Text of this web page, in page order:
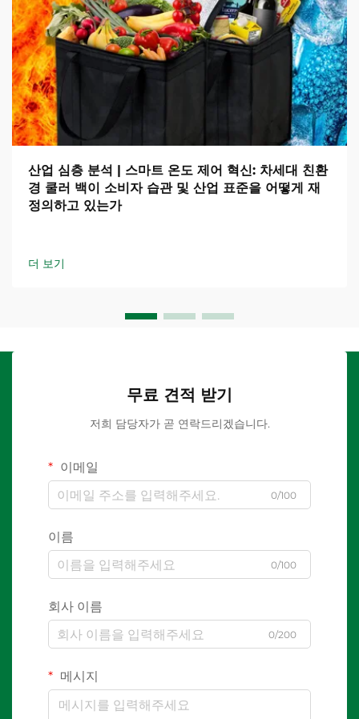
산업 심층 분석 | 스마트 온도 제어 혁신: 차세대 친환
경 쿨러 백이 소비자 습관 및 산업 표준을 어떻게 재
정의하고 있는가
더 보기
무료 견적 받기
저희 담당자가 곧 연락드리겠습니다.
이메일
0/100
이름
0/100
회사 이름
0/200
메시지